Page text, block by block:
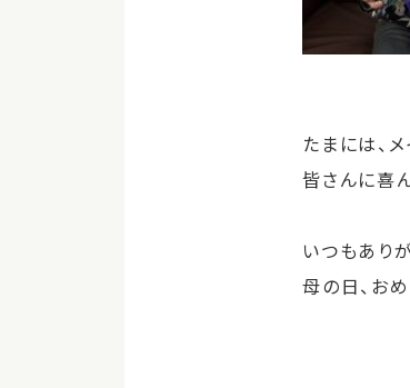
たまには、
皆さんに喜
いつもあり
母の日、お